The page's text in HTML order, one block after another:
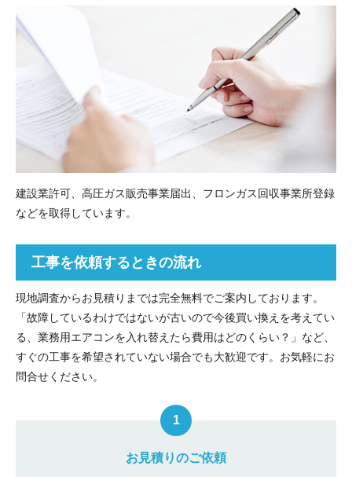
建設業許可、高圧ガス販売事業届出、フロンガス回収事業所登録
などを取得しています。
工事を依頼するときの流れ
現地調査からお見積りまでは完全無料でご案内しております。
「故障しているわけではないが古いので今後買い換えを考えてい
る、業務用エアコンを入れ替えたら費用はどのくらい？」など、
すぐの工事を希望されていない場合でも大歓迎です。お気軽にお
問合せください。
お見積りのご依頼